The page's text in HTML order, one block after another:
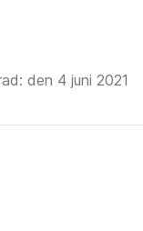
den 4 juni 2021